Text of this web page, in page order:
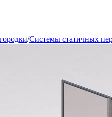
/Системы статичных